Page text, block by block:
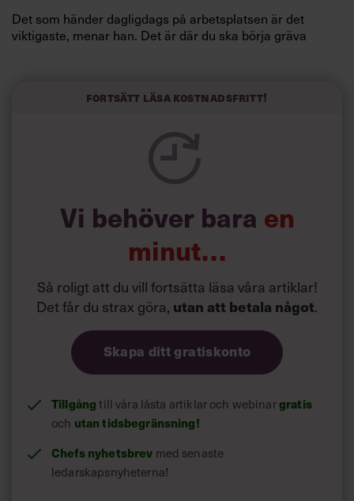
Det som händer dagligdags på arbetsplatsen är det
viktigaste, menar han. Det är där du ska börja gräva
och höjt arbetsglädjen på Google:
Fortsätt läsa kostnadsfritt!
Vi behöver bara en
minut…
Så roligt att du vill fortsätta läsa våra artiklar!
Det får du strax göra, utan att betala något.
Skapa ditt gratiskonto
Tillgångtill våra låsta artiklar och webinargratis
och utan tidsbegränsning!
Chefs nyhetsbrev med senaste
ledarskapsnyheterna!